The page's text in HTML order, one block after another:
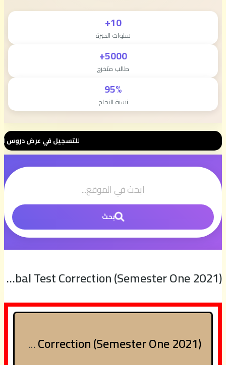
10+
سنوات الخبرة
5000+
طالب متخرج
95%
نسبة النجاح
للتسجيل في عرض دروس الثانية بكالوريا 📚 بثمن رمزي 💰 500 درهم فقط للموسم
بحث
Download Global Test Correction (Semester One 2021)
Download Global Test Correction (Semester One 2021)